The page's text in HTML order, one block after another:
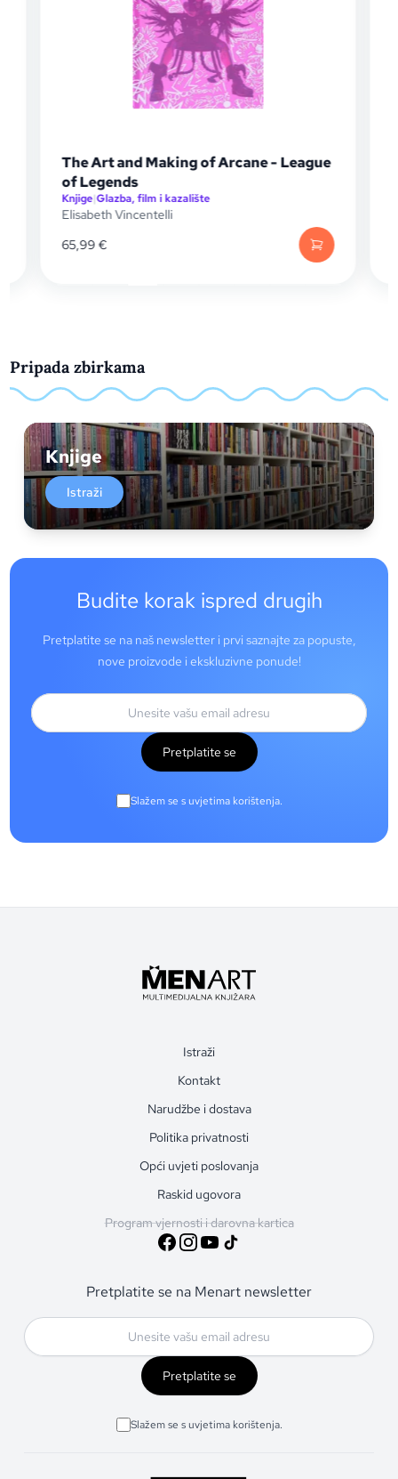
The Art and Making of Arcane - League
of Legends
Knjige|Glazba, film i kazalište
Elisabeth Vincentelli
65,99€
Pripada zbirkama
Knjige
Istraži
Budite korak ispred drugih
Pretplatite se na naš newsletter i prvi saznajte za popuste,
nove proizvode i ekskluzivne ponude!
Pretplatite se
Slažem se s uvjetima korištenja.
Istraži
Kontakt
Narudžbe i dostava
Politika privatnosti
Opći uvjeti poslovanja
Raskid ugovora
Program vjernosti i darovna kartica
Pretplatite se na Menart newsletter
Pretplatite se
Slažem se s uvjetima korištenja.